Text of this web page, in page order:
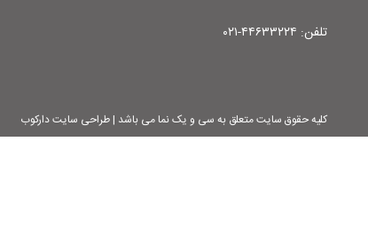
تلفن: ۴۴۶۳۳۲۲۴-۰۲۱
کلیه حقوق سایت متعلق به سی و یک نما می باشد | طراحی سایت دارکوب